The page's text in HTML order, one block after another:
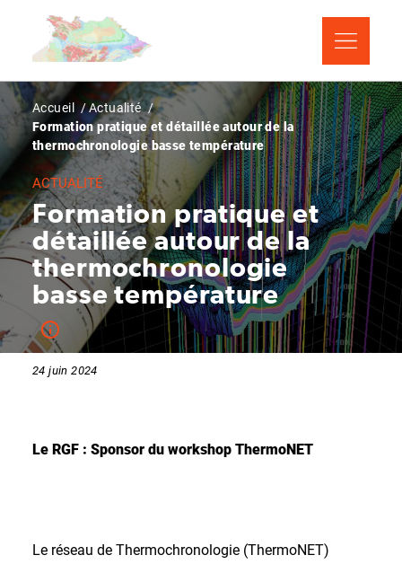
contenu
Fil
d'Ariane
Accueil
Actualité
Formation pratique et détaillée autour de la
thermochronologie basse température
ACTUALITÉ
Formation pratique et
détaillée autour de la
thermochronologie
basse température
24 juin 2024
Le RGF : Sponsor du workshop ThermoNET
Le réseau de Thermochronologie (ThermoNET)